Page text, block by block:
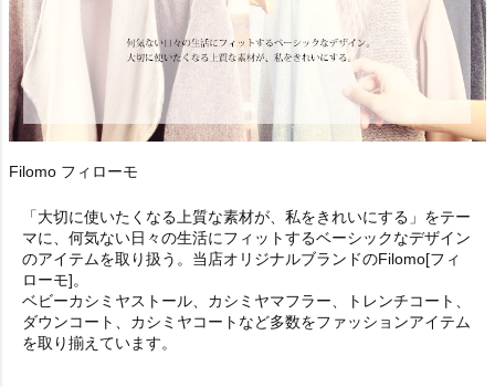
Filomo フィローモ
「大切に使いたくなる上質な素材が、私をきれいにする」をテー
マに、何気ない日々の生活にフィットするベーシックなデザイン
のアイテムを取り扱う。当店オリジナルブランドのFilomo[フィ
ローモ]。
ベビーカシミヤストール、カシミヤマフラー、トレンチコート、
ダウンコート、カシミヤコートなど多数をファッションアイテム
を取り揃えています。